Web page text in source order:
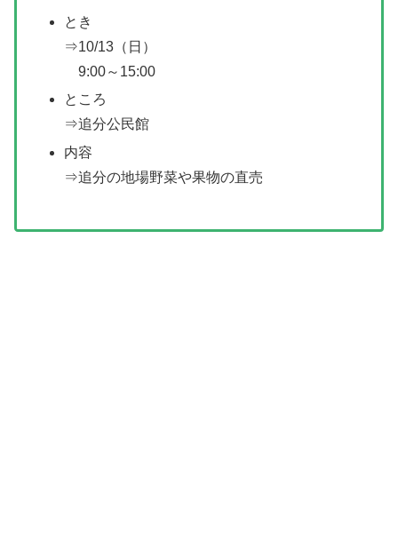
とき
⇒10/13（日）
9:00～15:00
ところ
⇒追分公民館
内容
⇒追分の地場野菜や果物の直売